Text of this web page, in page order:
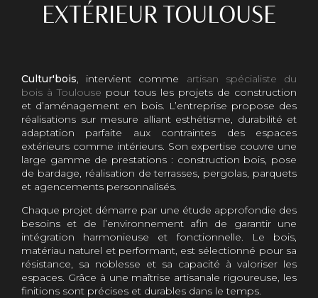
EXTÉRIEUR TOULOUSE
Cultur'bois, intervient comme artisan spécialiste du
bois à Toulouse pour tous les projets de construction
et d’aménagement en bois. L’entreprise propose des
réalisations sur mesure alliant esthétisme, durabilité et
adaptation parfaite aux contraintes des espaces
extérieurs comme intérieurs. Son expertise couvre une
large gamme de prestations : construction bois, pose
de bardage, réalisation de terrasses, pergolas, parquets
et agencements personnalisés.
Chaque projet démarre par une étude approfondie des
besoins et de l’environnement afin de garantir une
intégration harmonieuse et fonctionnelle. Le bois,
matériau naturel et performant, est sélectionné pour sa
résistance, sa noblesse et sa capacité à valoriser les
espaces. Grâce à une maîtrise artisanale rigoureuse, les
finitions sont précises et durables dans le temps.